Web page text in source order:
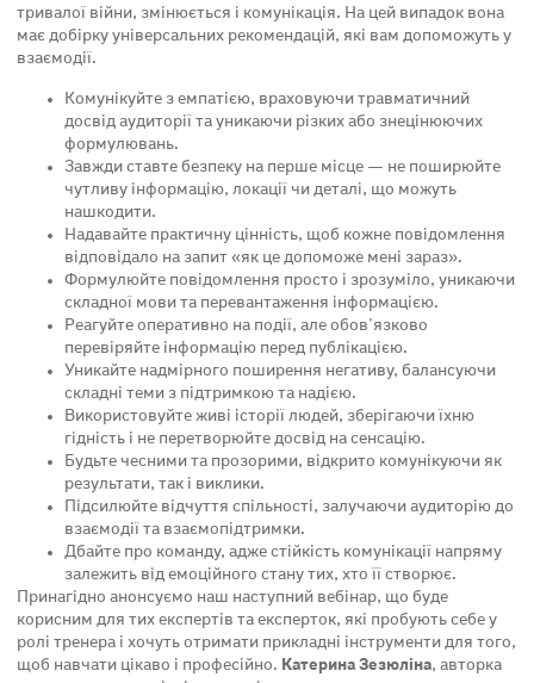
тривалої війни, змінюється і комунікація. На цей випадок вона
має добірку універсальних рекомендацій, які вам допоможуть у
взаємодії.
Комунікуйте з емпатією, враховуючи травматичний
досвід аудиторії та уникаючи різких або знецінюючих
формулювань.
Завжди ставте безпеку на перше місце — не поширюйте
чутливу інформацію, локації чи деталі, що можуть
нашкодити.
Надавайте практичну цінність, щоб кожне повідомлення
відповідало на запит «як це допоможе мені зараз».
Формулюйте повідомлення просто і зрозуміло, уникаючи
складної мови та перевантаження інформацією.
Реагуйте оперативно на події, але обов’язково
перевіряйте інформацію перед публікацією.
Уникайте надмірного поширення негативу, балансуючи
складні теми з підтримкою та надією.
Використовуйте живі історії людей, зберігаючи їхню
гідність і не перетворюйте досвід на сенсацію.
Будьте чесними та прозорими, відкрито комунікуючи як
результати, так і виклики.
Підсилюйте відчуття спільності, залучаючи аудиторію до
взаємодії та взаємопідтримки.
Дбайте про команду, адже стійкість комунікації напряму
залежить від емоційного стану тих, хто її створює.
Принагідно анонсуємо наш наступний вебінар, що буде
корисним для тих експертів та експерток, які пробують себе у
ролі тренера і хочуть отримати прикладні інструменти для того,
щоб навчати цікаво і професійно. Катерина Зезюліна, авторка